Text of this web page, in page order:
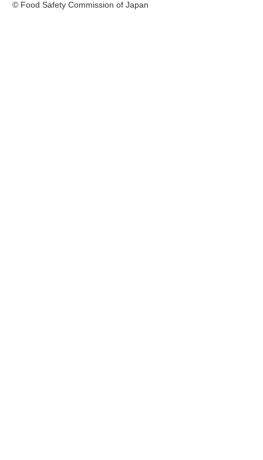
© Food Safety Commission of Japan